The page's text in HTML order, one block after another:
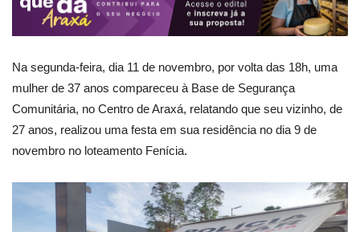
Na segunda-feira, dia 11 de novembro, por volta das 18h, uma
mulher de 37 anos compareceu à Base de Segurança
Comunitária, no Centro de Araxá, relatando que seu vizinho, de
27 anos, realizou uma festa em sua residência no dia 9 de
novembro no loteamento Fenícia.